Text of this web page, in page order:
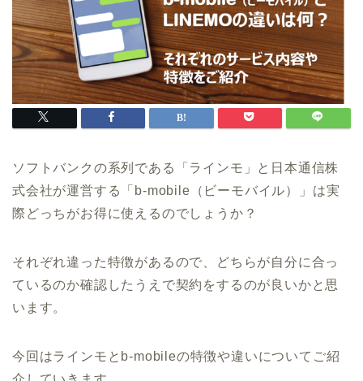
ソフトバンクの系列である「ラインモ」と日本通信株
式会社が運営する「b-mobile（ビーモバイル）」は実
際どっちがお得に使えるのでしょうか？
それぞれ違った特徴があるので、どちらが自分に合っ
ているのか確認したうえで契約をするのが良いかと思
います。
今回はラインモとb-mobileの特徴や違いについてご紹